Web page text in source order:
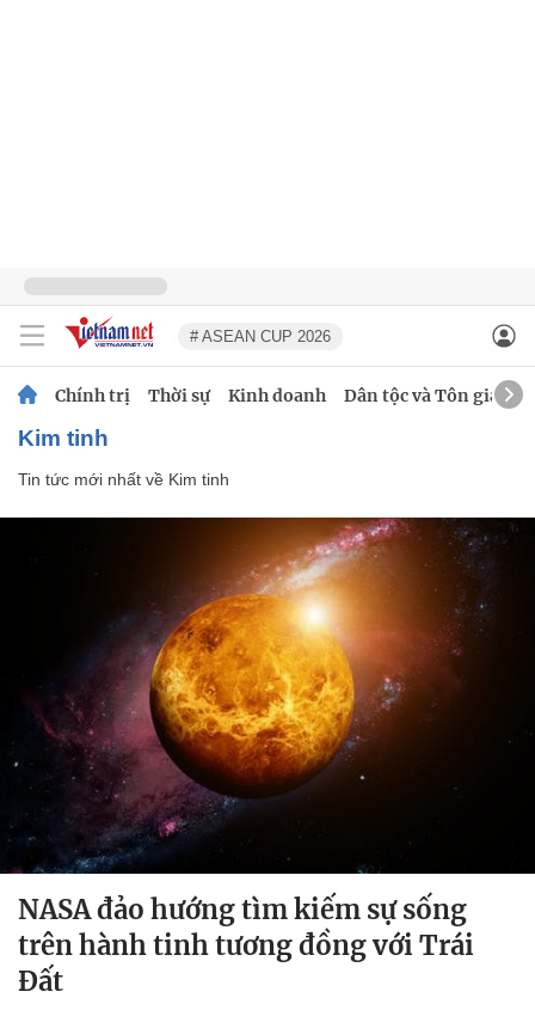
# ASEAN CUP 2026
Chính trị Thời sự Kinh doanh Dân tộc và Tôn giáo
Kim tinh
Tin tức mới nhất về Kim tinh
NASA đảo hướng tìm kiếm sự sống
trên hành tinh tương đồng với Trái
Đất